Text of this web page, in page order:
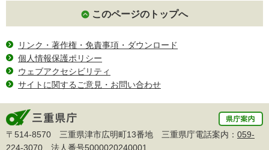
このページのトップへ
リンク・著作権・免責事項・ダウンロード
個人情報保護ポリシー
ウェブアクセシビリティ
サイトに関するご意見・お問い合わせ
〒514-8570 三重県津市広明町13番地 三重県庁電話案内： 059-
224-3070 法人番号5000020240001